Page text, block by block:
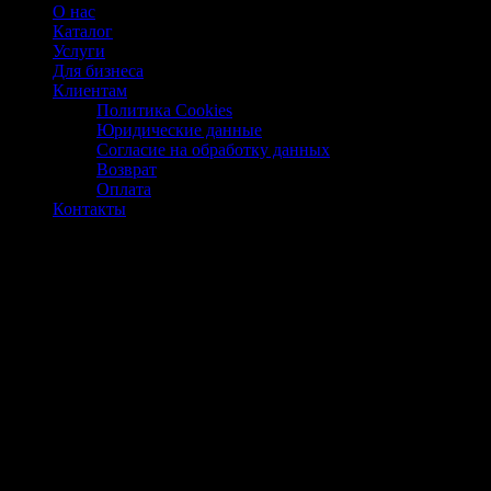
О нас
Каталог
Услуги
Для бизнеса
Клиентам
Политика Cookies
Юридические данные
Согласие на обработку данных
Возврат
Оплата
Контакты